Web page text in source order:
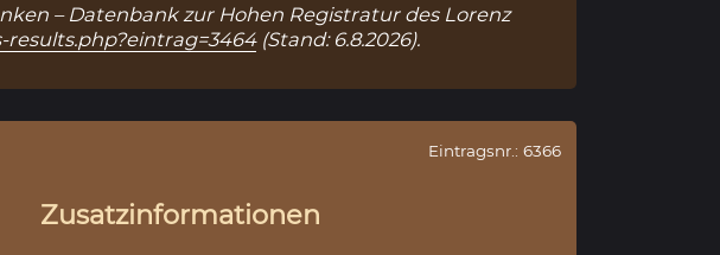
– Datenbank zur Hohen Registratur des Lorenz
(Stand: 6.8.2026).
Eintragsnr.: 6366
Zusatzinformationen